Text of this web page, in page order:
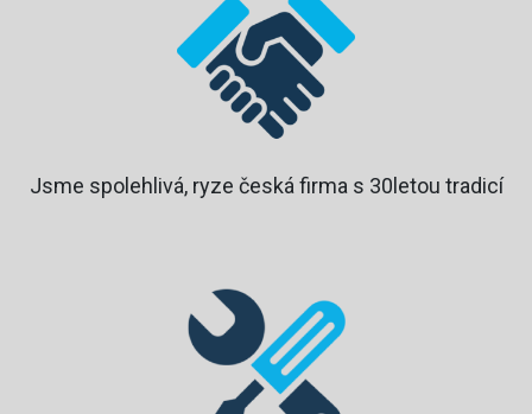
Jsme spolehlivá, ryze česká firma s 30letou tradicí